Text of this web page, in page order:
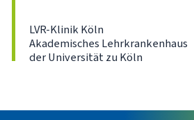
LVR-Klinik Köln
Akademisches Lehrkrankenhaus
der Universität zu Köln